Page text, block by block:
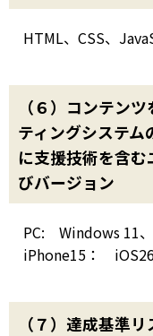
HTML、CSS、
（６）コンテン
ティングシステ
に支援技術を含
びバージョン
PC: Windows 11
iPhone15：
（７）達成基準リ